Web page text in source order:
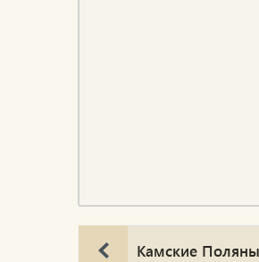
Камские Поляны